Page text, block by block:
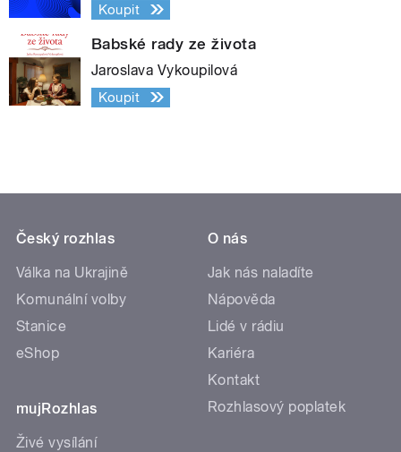
Koupit
Babské rady ze života
Jaroslava Vykoupilová
Koupit
Český rozhlas
Válka na Ukrajině
Komunální volby
Stanice
eShop
mujRozhlas
Živé vysílání
O nás
Jak nás naladíte
Nápověda
Lidé v rádiu
Kariéra
Kontakt
Rozhlasový poplatek